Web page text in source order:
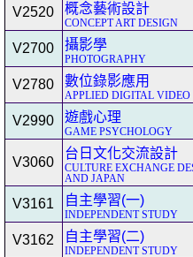
V2520 概念藝術設計
CONCEPT ART DESIGN
V2700 攝影學
PHOTOGRAPHY
V2780 數位錄影應用
APPLIED DIGITAL VIDEO
V2990 遊戲心理
GAME PSYCHOLOGY
V3060
台日文化交流設計
CULTURE EXCHANGE
AND JAPAN
V3161 自主學習(一)
INDEPENDENT STUDY
V3162 自主學習(二)
INDEPENDENT STUDY